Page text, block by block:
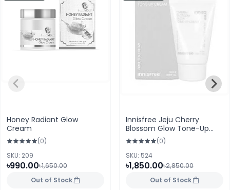
Honey Radiant Glow
Cream
(0)
SKU: 209
৳990.00৳1,650.00
Out of Stock
Innisfree Jeju Cherry
Blossom Glow Tone-Up
Cream 50ml
(0)
SKU: 524
৳1,850.00৳2,850.00
Out of Stock